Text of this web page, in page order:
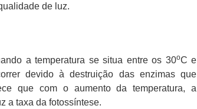
de luz.
a temperatura se situa entre os 30oC e
devido à destruição das enzimas que
que com o aumento da temperatura, a
a taxa da fotossíntese.